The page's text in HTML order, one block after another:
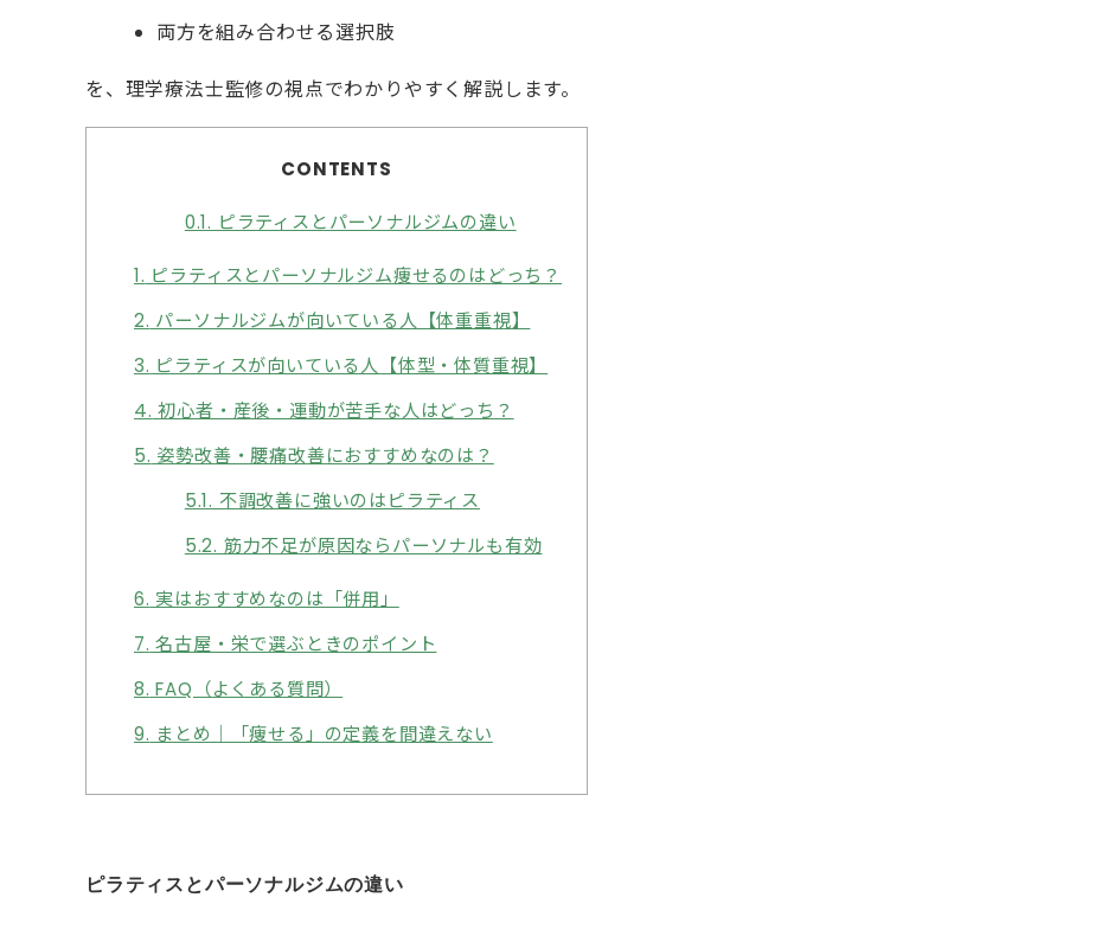
両方を組み合わせる選択肢
を、理学療法士監修の視点でわかりやすく解説します。
CONTENTS
0.1. ピラティスとパーソナルジムの違い
1. ピラティスとパーソナルジム痩せるのはどっち？
2. パーソナルジムが向いている人【体重重視】
3. ピラティスが向いている人【体型・体質重視】
4. 初心者・産後・運動が苦手な人はどっち？
5. 姿勢改善・腰痛改善におすすめなのは？
5.1. 不調改善に強いのはピラティス
5.2. 筋力不足が原因ならパーソナルも有効
6. 実はおすすめなのは「併用」
7. 名古屋・栄で選ぶときのポイント
8. FAQ（よくある質問）
9. まとめ｜「痩せる」の定義を間違えない
ピラティスとパーソナルジムの違い